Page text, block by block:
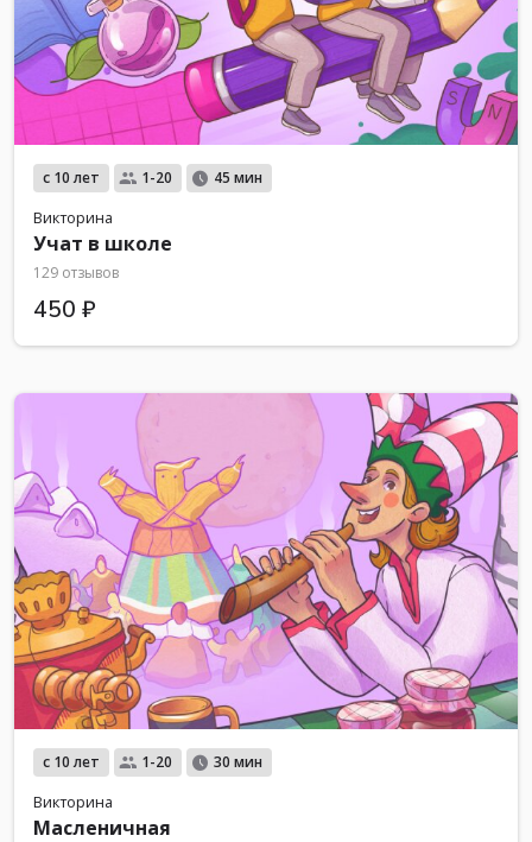
с 10 лет 1-20 45 мин
Викторина
Учат в школе
129 отзывов
450 ₽
с 10 лет 1-20 30 мин
Викторина
Масленичная